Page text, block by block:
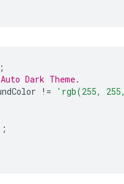
Dark Theme.
!= 'rgb(255,